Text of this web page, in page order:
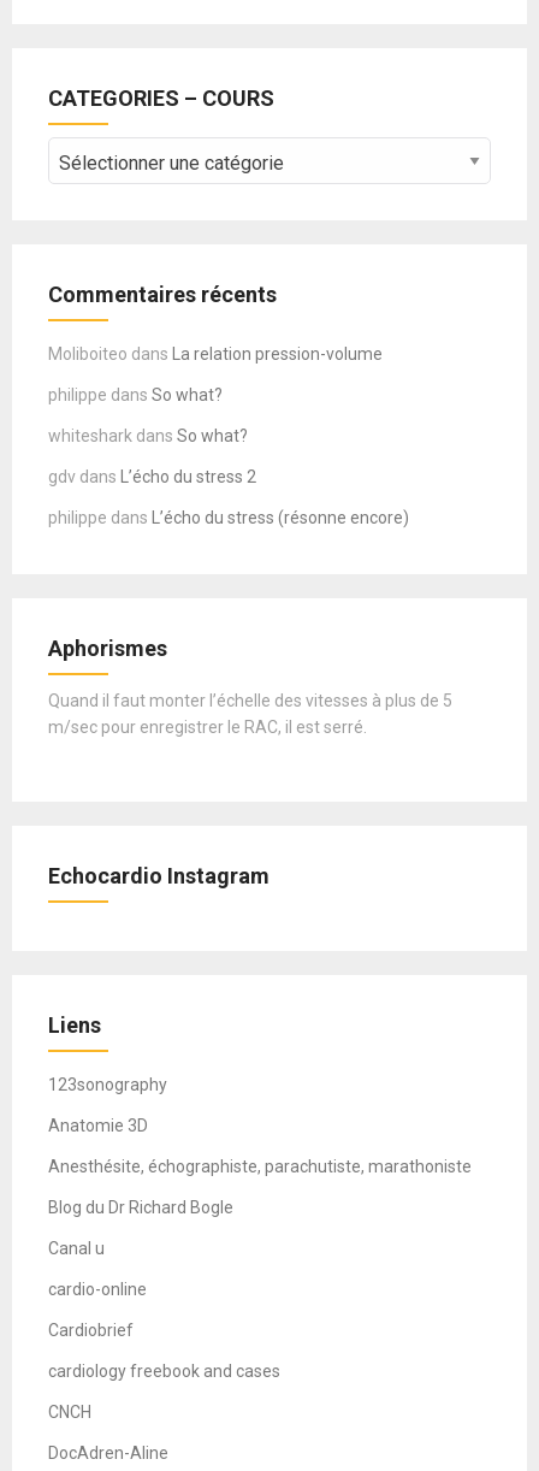
CATEGORIES – COURS
–
Commentaires récents
Moliboiteo dans La relation pression-volume
philippe dans So what?
whiteshark dans So what?
gdv dans L’écho du stress 2
philippe dans L’écho du stress (résonne encore)
Aphorismes
Quand il faut monter l’échelle des vitesses à plus de 5
m/sec pour enregistrer le RAC, il est serré.
Echocardio Instagram
Liens
123sonography
Anatomie 3D
Anesthésite, échographiste, parachutiste, marathoniste
Blog du Dr Richard Bogle
Canal u
cardio-online
Cardiobrief
cardiology freebook and cases
CNCH
DocAdren-Aline